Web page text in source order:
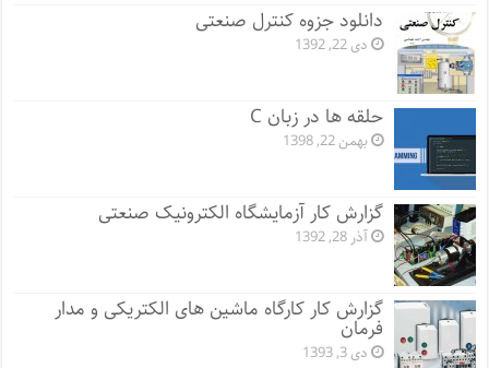
دانلود جزوه کنترل صنعتی
دی 22, 1392
حلقه ها در زبان C
بهمن 22, 1398
گزارش کار آزمایشگاه الکترونیک صنعتی
آذر 28, 1392
گزارش کار کارگاه ماشین های الکتریکی و مدار
فرمان
دی 3, 1393